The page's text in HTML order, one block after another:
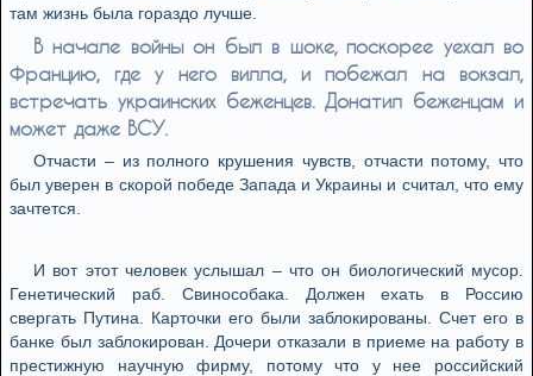
там жизнь была гораздо лучше.
В начале войны он был в шоке, поскорее уехал во
Францию, где у него вилла, и побежал на вокзал,
встречать украинских беженцев. Донатил беженцам и
может даже ВСУ.
Отчасти – из полного крушения чувств, отчасти потому, что
был уверен в скорой победе Запада и Украины и считал, что ему
зачтется.
И вот этот человек услышал – что он биологический мусор.
Генетический раб. Свинособака. Должен ехать в Россию
свергать Путина. Карточки его были заблокированы. Счет его в
банке был заблокирован. Дочери отказали в приеме на работу в
престижную научную фирму, потому что у нее российский